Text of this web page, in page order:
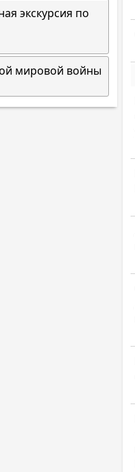
экскурсия по
мировой войны